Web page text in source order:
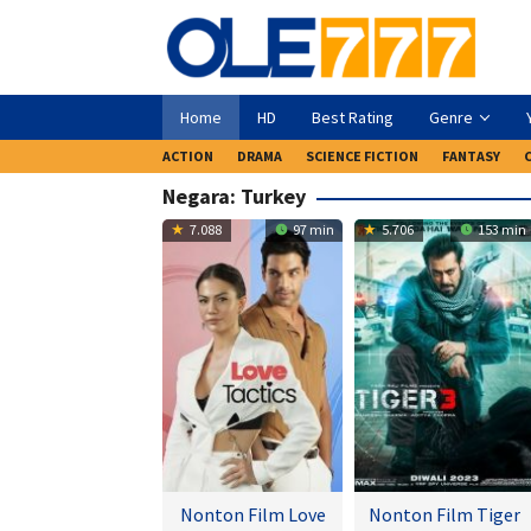
Home HD Best Rating Genre
ACTION DRAMA SCIENCE FICTION FANTASY
Negara: Turkey
7.088 97 min
Nonton Film Love
5.706 153 min
Nonton Film Tiger